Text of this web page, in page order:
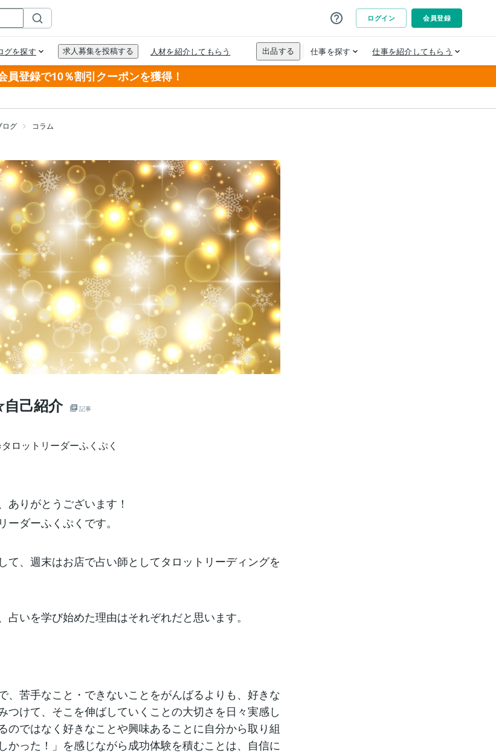
員登録で10％割引クーポンを獲得！
ログ コラム
己紹介 記事
ロットリーダーふくぷく
ありがとうございます！
ダーふくぷくです。
て、週末はお店で占い師としてタロットリーディングを
占いを学び始めた理由はそれぞれだと思います。
、苦手なこと・できないことをがんばるよりも、好きな
つけて、そこを伸ばしていくことの大切さを日々実感し
のではなく好きなことや興味あることに自分から取り組
かった！」を感じながら成功体験を積むことは、自信に